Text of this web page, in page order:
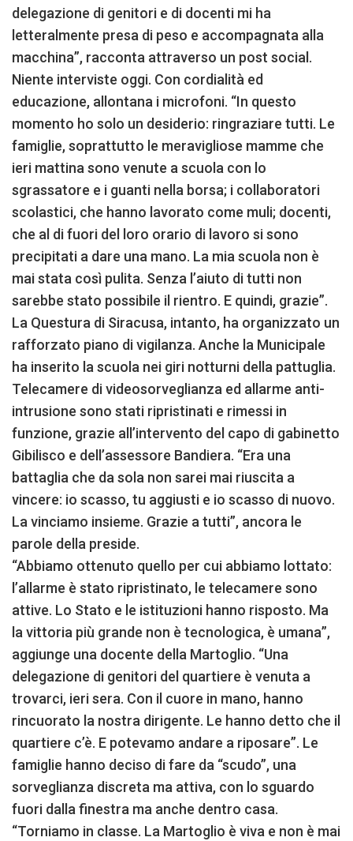
delegazione di genitori e di docenti mi ha
letteralmente presa di peso e accompagnata alla
macchina”, racconta attraverso un post social.
Niente interviste oggi. Con cordialità ed
educazione, allontana i microfoni. “In questo
momento ho solo un desiderio: ringraziare tutti. Le
famiglie, soprattutto le meravigliose mamme che
ieri mattina sono venute a scuola con lo
sgrassatore e i guanti nella borsa; i collaboratori
scolastici, che hanno lavorato come muli; docenti,
che al di fuori del loro orario di lavoro si sono
precipitati a dare una mano. La mia scuola non è
mai stata così pulita. Senza l’aiuto di tutti non
sarebbe stato possibile il rientro. E quindi, grazie”.
La Questura di Siracusa, intanto, ha organizzato un
rafforzato piano di vigilanza. Anche la Municipale
ha inserito la scuola nei giri notturni della pattuglia.
Telecamere di videosorveglianza ed allarme anti-
intrusione sono stati ripristinati e rimessi in
funzione, grazie all’intervento del capo di gabinetto
Gibilisco e dell’assessore Bandiera. “Era una
battaglia che da sola non sarei mai riuscita a
vincere: io scasso, tu aggiusti e io scasso di nuovo.
La vinciamo insieme. Grazie a tutti”, ancora le
parole della preside.
“Abbiamo ottenuto quello per cui abbiamo lottato:
l’allarme è stato ripristinato, le telecamere sono
attive. Lo Stato e le istituzioni hanno risposto. Ma
la vittoria più grande non è tecnologica, è umana”,
aggiunge una docente della Martoglio. “Una
delegazione di genitori del quartiere è venuta a
trovarci, ieri sera. Con il cuore in mano, hanno
rincuorato la nostra dirigente. Le hanno detto che il
quartiere c’è. E potevamo andare a riposare”. Le
famiglie hanno deciso di fare da “scudo”, una
sorveglianza discreta ma attiva, con lo sguardo
fuori dalla finestra ma anche dentro casa.
“Torniamo in classe. La Martoglio è viva e non è mai